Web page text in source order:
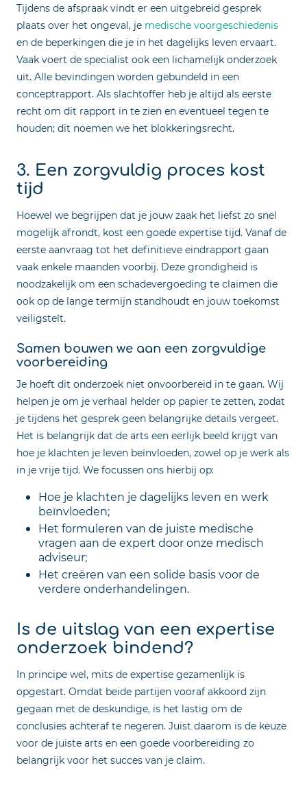
Tijdens de afspraak vindt er een uitgebreid gesprek
plaats over het ongeval, je medische voorgeschiedenis
en de beperkingen die je in het dagelijks leven ervaart.
Vaak voert de specialist ook een lichamelijk onderzoek
uit. Alle bevindingen worden gebundeld in een
conceptrapport. Als slachtoffer heb je altijd als eerste
recht om dit rapport in te zien en eventueel tegen te
houden; dit noemen we het blokkeringsrecht.
3. Een zorgvuldig proces kost
tijd
Hoewel we begrijpen dat je jouw zaak het liefst zo snel
mogelijk afrondt, kost een goede expertise tijd. Vanaf de
eerste aanvraag tot het definitieve eindrapport gaan
vaak enkele maanden voorbij. Deze grondigheid is
noodzakelijk om een schadevergoeding te claimen die
ook op de lange termijn standhoudt en jouw toekomst
veiligstelt.
Samen bouwen we aan een zorgvuldige
voorbereiding
Je hoeft dit onderzoek niet onvoorbereid in te gaan. Wij
helpen je om je verhaal helder op papier te zetten, zodat
je tijdens het gesprek geen belangrijke details vergeet.
Het is belangrijk dat de arts een eerlijk beeld krijgt van
hoe je klachten je leven beïnvloeden, zowel op je werk als
in je vrije tijd. We focussen ons hierbij op:
Hoe je klachten je dagelijks leven en werk
beïnvloeden;
Het formuleren van de juiste medische
vragen aan de expert door onze medisch
adviseur;
Het creëren van een solide basis voor de
verdere onderhandelingen.
Is de uitslag van een expertise
onderzoek bindend?
In principe wel, mits de expertise gezamenlijk is
opgestart. Omdat beide partijen vooraf akkoord zijn
gegaan met de deskundige, is het lastig om de
conclusies achteraf te negeren. Juist daarom is de keuze
voor de juiste arts en een goede voorbereiding zo
belangrijk voor het succes van je claim.